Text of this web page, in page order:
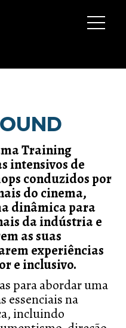
Training
intensivos de
conduzidos por
do cinema,
dinâmica para
da indústria e
as suas
experiências
e inclusivo.
para abordar uma
essenciais na
incluindo